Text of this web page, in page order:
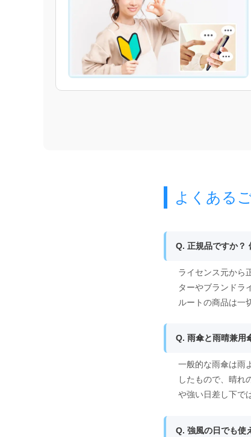
よくある
Q. 正規品ですか？
ライセンス元から
ターやブランドラ
ルートの商品は一
Q. 雨傘と雨晴兼用
一般的な雨傘は雨
したもので、晴れ
や強い日差し下で
Q. 強風の日でも使